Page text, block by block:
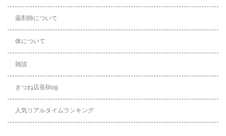
薬剤師について
体について
雑談
きつね店長Blog
人気リアルタイムランキング